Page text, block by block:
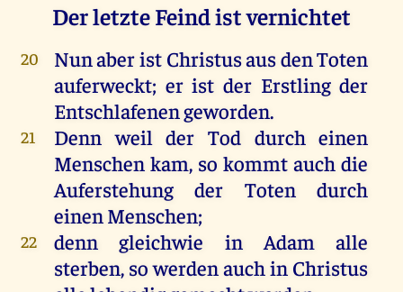
Der letzte Feind ist vernichtet
20 Nunaberist ChristusausdenToten
auferweckt; er ist der Erstling der
Entschlafenengeworden.
21 Denn weil der Tod durch einen
Menschen kam, so kommt auch die
Auferstehung
der Toten
durch
einenMenschen;
22 denn gleichwie in Adam
alle
sterben, so werdenauchin Christus